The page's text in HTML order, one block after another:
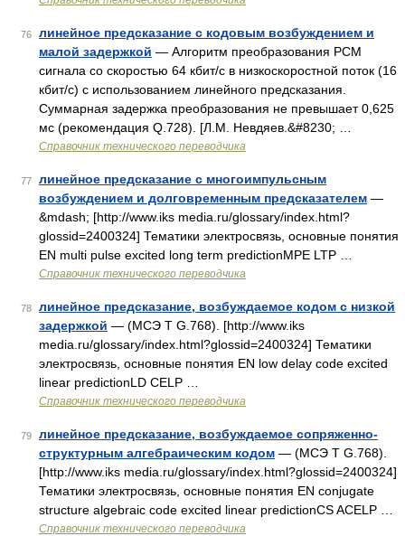
76
линейное предсказание с кодовым возбуждением и
малой задержкой — Алгоритм преобразования РСМ
сигнала со скоростью 64 кбит/с в низкоскоростной поток (16
кбит/с) с использованием линейного предсказания.
Суммарная задержка преобразования не превышает 0,625
мс (рекомендация Q.728). [Л.М. Невдяев.&#8230; …
Справочник технического переводчика
77
линейное предсказание с многоимпульсным
возбуждением и долговременным предсказателем —
&mdash; [http://www.iks media.ru/glossary/index.html?
glossid=2400324] Тематики электросвязь, основные понятия
EN multi pulse excited long term predictionMPE LTP …
Справочник технического переводчика
78
линейное предсказание, возбуждаемое кодом с низкой
задержкой — (МСЭ T G.768). [http://www.iks
media.ru/glossary/index.html?glossid=2400324] Тематики
электросвязь, основные понятия EN low delay code excited
linear predictionLD CELP …
Справочник технического переводчика
79
линейное предсказание, возбуждаемое сопряженно-
структурным алгебраическим кодом — (МСЭ T G.768).
[http://www.iks media.ru/glossary/index.html?glossid=2400324]
Тематики электросвязь, основные понятия EN conjugate
structure algebraic code excited linear predictionCS ACELP …
Справочник технического переводчика